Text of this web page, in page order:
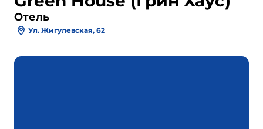
Отель
Ул. Жигулевская, 62